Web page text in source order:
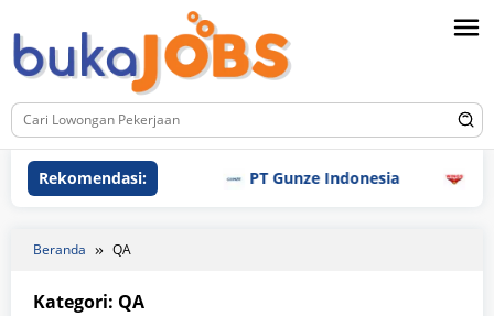
ke
konten
Rekomendasi: PT Gunze Indonesia PT
Beranda QA
Kategori: QA